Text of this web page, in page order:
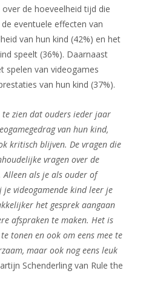
de hoeveelheid tijd die
eventuele effecten van
van hun kind (42%) en het
speelt (36%). Daarnaast
spelen van videogames
van hun kind (37%).
te zien dat ouders ieder jaar
van hun kind,
kritisch blijven. De vragen die
vragen over de
Alleen als je als ouder of
videogamende kind leer je
het gesprek aangaan
afspraken te maken. Het is
tonen en ook om eens mee te
maar ook nog eens leuk
Schenderling van Rule the